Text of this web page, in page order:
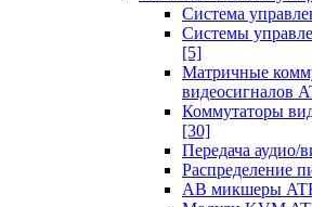
Система
Системы
[5]
Матричные
видеосигналов
Коммутаторы
[30]
Передача аудио/
Распределение
АВ микшеры